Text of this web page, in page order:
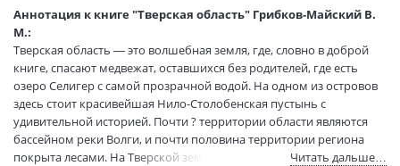
Размеры в мм
(ДхШхВ):
190x110x10
Вес:
190 гр.
Страниц:
144
Код товара:
1215683
Артикул:
RG14803
ISBN:
978-5-94161-929-0
В продаже с:
25.12.2024
Аннотация к книге "Тверская область" Грибков-Майский В.
М.:
Тверская область — это волшебная земля, где, словно в доброй
книге, спасают медвежат, оставшихся без родителей, где есть
озеро Селигер с самой прозрачной водой. На одном из островов
здесь стоит красивейшая Нило-Столобенская пустынь с
удивительной историей. Почти ? территории области являются
бассейном реки Волги, и почти половина территории региона
покрыта лесами. На Тверской земле впервые начали чеканить
Читать дальше…